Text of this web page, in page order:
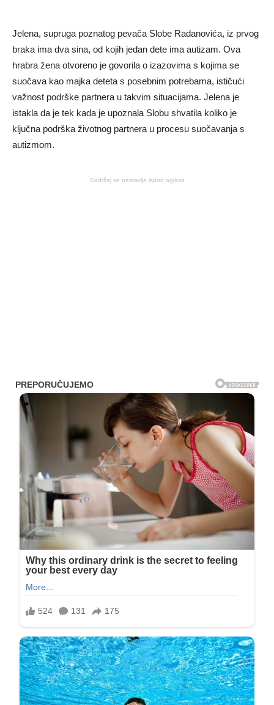
Jelena, supruga poznatog pevača Slobe Radanovića, iz prvog
braka ima dva sina, od kojih jedan dete ima autizam. Ova
hrabra žena otvoreno je govorila o izazovima s kojima se
suočava kao majka deteta s posebnim potrebama, ističući
važnost podrške partnera u takvim situacijama. Jelena je
istakla da je tek kada je upoznala Slobu shvatila koliko je
ključna podrška životnog partnera u procesu suočavanja s
autizmom.
Sadržaj se nastavlja ispod oglasa